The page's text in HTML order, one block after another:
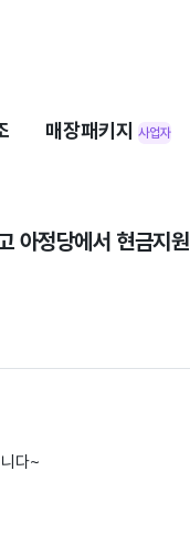
매장패키지 사업자
아정당에서 현금지원
다~